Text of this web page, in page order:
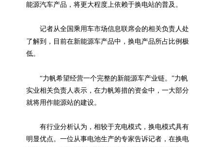
能源汽车产品，将更大程度上依赖于换电站的普及。
记者从全国乘用车市场信息联席会的相关负责人处
了解到，目前在新能源车产品中，换电产品所占比例极
低。
“力帆希望经营一个完整的新能源车产业链。”力帆
实业相关负责人表示，在力帆筹措的资金中，一大部分
就将用作能源站的建设。
有行业分析认为，相较于充电模式，换电模式具有
明显优点。一位从事电池生产的专家告诉记者，在换电